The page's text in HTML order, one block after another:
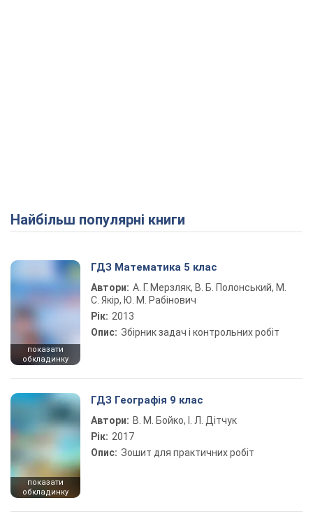
Найбільш популярні книги
показати
обкладинку
ГДЗ Математика 5 клас
Автори: А. Г. Мерзляк, В. Б. Полонський, М.
С. Якір, Ю. М. Рабінович
Рік: 2013
Опис: Збірник задач і контрольних робіт
показати
обкладинку
ГДЗ Географія 9 клас
Автори: В. М. Бойко, І. Л. Дітчук
Рік: 2017
Опис: Зошит для практичних робіт